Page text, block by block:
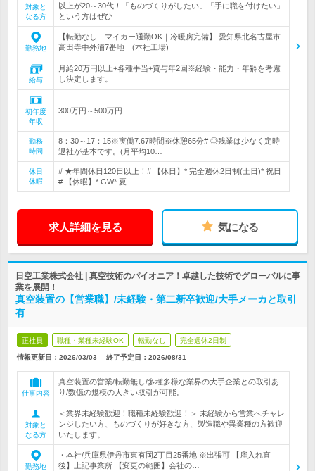
対象と
なる方
以上が20～30代！「ものづくりがしたい」「手に職を付けたい」
という方はぜひ
勤務地
【転勤なし｜マイカー通勤OK｜冷暖房完備】 愛知県北名古屋市
高田寺中外浦7番地 (本社工場)
給与
月給20万円以上+各種手当+賞与年2回※経験・能力・年齢を考慮
し決定します。
初年度
年収
300万円～500万円
勤務
時間
8：30～17：15※実働7.67時間※休憩65分# ◎残業は少なく定時
退社が基本です。(月平均10…
休日
休暇
# ★年間休日120日以上！# 【休日】* 完全週休2日制(土日)* 祝日
# 【休暇】* GW* 夏…
求人詳細を見る 気になる
日空工業株式会社 | 真空技術のパイオニア！卓越した技術でグローバルに事
業を展開！
真空装置の【営業職】/未経験・第二新卒歓迎/大手メーカと取引
有
正社員 職種・業種未経験OK 転勤なし 完全週休2日制
情報更新日：2026/03/03 終了予定日： 2026/08/31
仕事内容
真空装置の営業/転勤無し/多種多様な業界の大手企業との取引あ
り/数億の規模の大きい取引が可能。
対象と
なる方
＜業界未経験歓迎！職種未経験歓迎！＞ 未経験から営業へチャレ
ンジしたい方、ものづくりが好きな方、製造職や異業種の方歓迎
いたします。
勤務地
・本社/兵庫県伊丹市東有岡2丁目25番地 ※出張可 【雇入れ直
後】上記事業所 【変更の範囲】会社の…